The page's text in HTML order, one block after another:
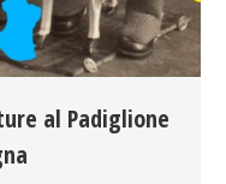
al Padiglione